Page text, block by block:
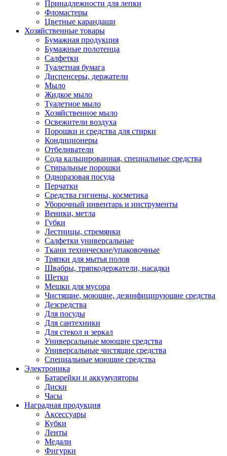
Принадлежности для лепки
Фломастеры
Цветные карандаши
Хозяйственные товары
Бумажная продукция
Бумажные полотенца
Салфетки
Туалетная бумага
Диспенсеры, держатели
Мыло
Жидкое мыло
Туалетное мыло
Хозяйственное мыло
Освежители воздуха
Порошки и средства для стирки
Кондиционеры
Отбеливатели
Сода кальцированная, специальные средства
Стиральные порошки
Одноразовая посуда
Перчатки
Средства гигиены, косметика
Уборочный инвентарь и инструменты
Веники, метла
Губки
Лестницы, стремянки
Салфетки универсальные
Ткани технические/упаковочные
Тряпки для мытья полов
Швабры, тряпкодержатели, насадки
Щетки
Мешки для мусора
Чистящие, моющие, дезинфицирующие средства
Дезсредства
Для посуды
Для сантехники
Для стекол и зеркал
Универсальные моющие средства
Универсальные чистящие средства
Специальные моющие средства
Электроника
Батарейки и аккумуляторы
Диски
Часы
Наградная продукция
Аксессуары
Кубки
Ленты
Медали
Фигурки